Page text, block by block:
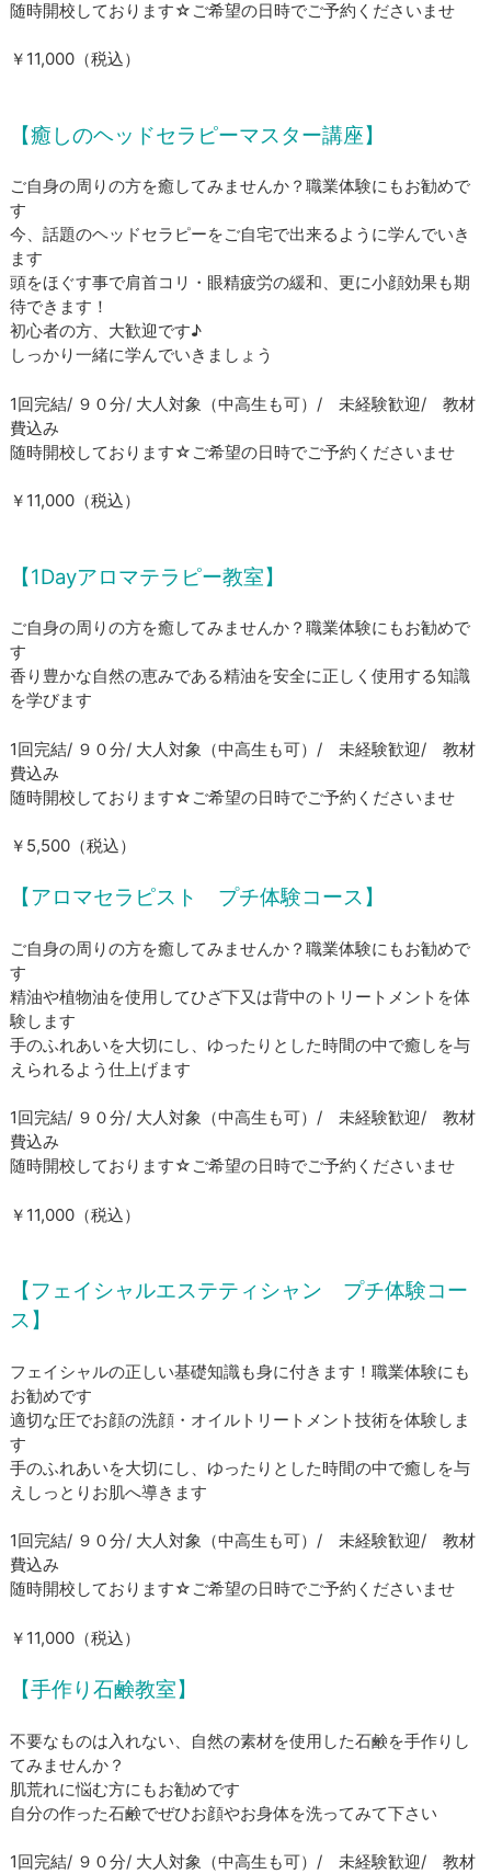
​随時開校しております☆ご希望の日時でご予約くださいませ
​￥11,000（税込）
【癒しのヘッドセラピーマスター講座】
ご自身の周りの方を癒してみませんか？職業体験にもお勧めで
す
今、話題のヘッドセラピーをご自宅で出来るように学んでいき
ます
頭をほぐす事で肩首コリ・眼精疲労の緩和、更に小顔効果も期
待できます！
初心者の方、大歓迎です♪
​しっかり一緒に学んでいきましょう
1回完結/ ９０分/ 大人対象（中高生も可）/ 未経験歓迎/ 教材
費込み
​随時開校しております☆ご希望の日時でご予約くださいませ
​￥11,000（税込）
【1Dayアロマテラピー教室】
ご自身の周りの方を癒してみませんか？職業体験にもお勧めで
す
​香り豊かな自然の恵みである精油を安全に正しく使用する知識
を学びます
1回完結/ ９０分/ 大人対象（中高生も可）/ 未経験歓迎/ 教材
費込み
​随時開校しております☆ご希望の日時でご予約くださいませ
​￥5,500（税込）
【アロマセラピスト プチ体験コース】
ご自身の周りの方を癒してみませんか？職業体験にもお勧めで
す
精油や植物油を使用してひざ下又は背中のトリートメントを体
験します
​手のふれあいを大切にし、ゆったりとした時間の中で癒しを与
えられるよう仕上げます
1回完結/ ９０分/ 大人対象（中高生も可）/ 未経験歓迎/ 教材
費込み
​随時開校しております☆ご希望の日時でご予約くださいませ
​￥11,000（税込）
【フェイシャルエステティシャン プチ体験コー
ス】
フェイシャルの正しい基礎知識も身に付きます！職業体験にも
お勧めです
適切な圧でお顔の洗顔・オイルトリートメント技術を体験しま
す
​手のふれあいを大切にし、ゆったりとした時間の中で癒しを与
えしっとりお肌へ導きます
1回完結/ ９０分/ 大人対象（中高生も可）/ 未経験歓迎/ 教材
費込み
​随時開校しております☆ご希望の日時でご予約くださいませ
​￥11,000（税込）
【手作り石鹸教室】
不要なものは入れない、自然の素材を使用した石鹸を手作りし
てみませんか？
肌荒れに悩む方にもお勧めです
​自分の作った石鹸でぜひお顔やお身体を洗ってみて下さい
1回完結/ ９０分/ 大人対象（中高生も可）/ 未経験歓迎/ 教材